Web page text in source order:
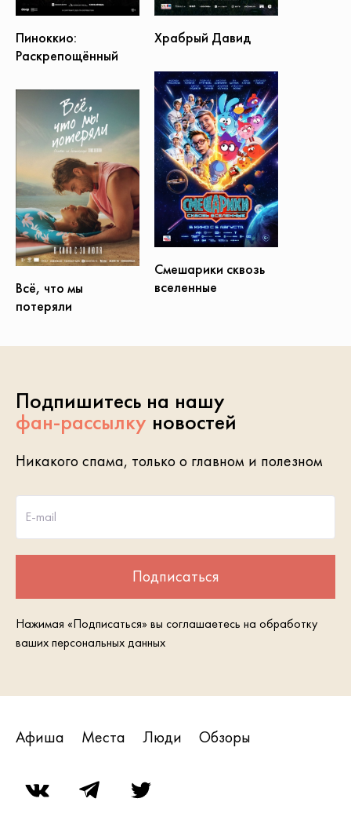
Храбрый Давид
Пиноккио:
Раскрепощённый
Смешарики сквозь
вселенные
Всё, что мы
потеряли
Подпишитесь на нашу
фан-рассылку новостей
Никакого спама, только о главном и полезном
E-mail
Подписаться
Нажимая «Подписаться» вы соглашаетесь на обработку
ваших персональных данных
Афиша Места Люди Обзоры